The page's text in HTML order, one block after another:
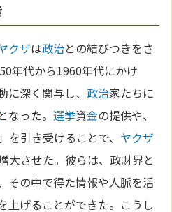
クザは政治との結びつきをさ
年代から1960年代にかけ
に深く関与し、 政治家たちに
となった。 選挙資金の提供や、
を引き受けることで、 ヤクザ
大させた。彼らは、政財界と
その中で得た情報や人脈を活
上げることができた。こうし